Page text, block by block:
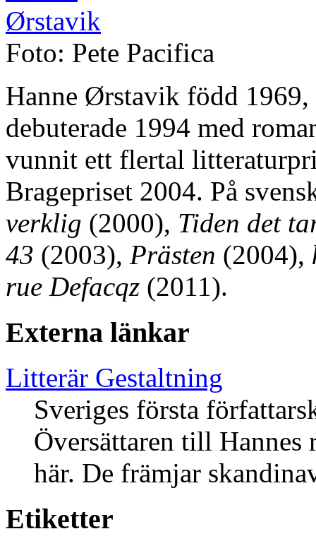
Foto: Pete Pacifica
Hanne Ørstavik född
debuterade 1994 med
vunnit ett flertal
Bragepriset 2004. På
verklig (2000), Tiden det
43 (2003), Prästen (2004),
rue Defacqz (2011).
Externa länkar
Litterär Gestaltning
Sveriges första
Översättaren till
här. De främjar
Etiketter